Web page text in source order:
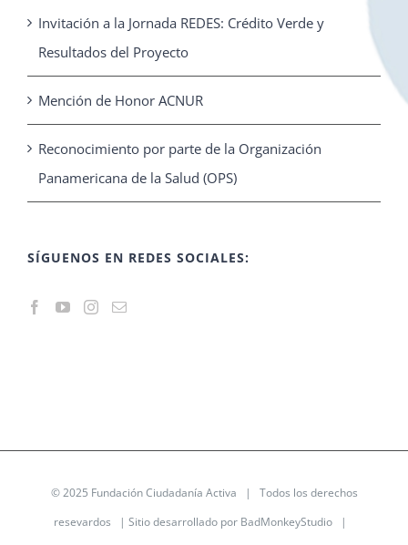
Invitación a la Jornada REDES: Crédito Verde y
Resultados del Proyecto
Mención de Honor ACNUR
Reconocimiento por parte de la Organización
Panamericana de la Salud (OPS)
SÍGUENOS EN REDES SOCIALES:
© 2025 Fundación Ciudadanía Activa | Todos los derechos
resevardos | Sitio desarrollado por BadMonkeyStudio|